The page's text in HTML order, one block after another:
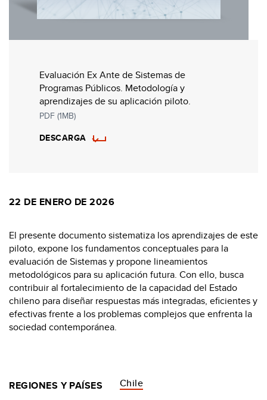
Evaluación Ex Ante de Sistemas de
Programas Públicos. Metodología y
aprendizajes de su aplicación piloto.
PDF (1MB)
DESCARGA
22 DE ENERO DE 2026
El presente documento sistematiza los aprendizajes de este
piloto, expone los fundamentos conceptuales para la
evaluación de Sistemas y propone lineamientos
metodológicos para su aplicación futura. Con ello, busca
contribuir al fortalecimiento de la capacidad del Estado
chileno para diseñar respuestas más integradas, eficientes y
efectivas frente a los problemas complejos que enfrenta la
sociedad contemporánea.
REGIONES Y PAÍSES
Chile